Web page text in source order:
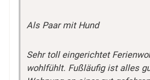
Als Paar mit Hund
Sehr toll eingerichtet
wohlfühlt. Fußläufig ist alles